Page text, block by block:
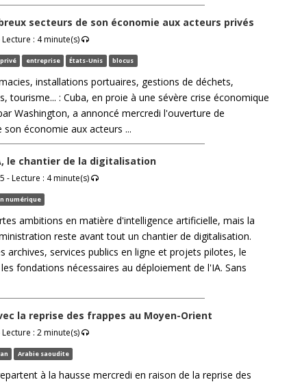
secteurs de son économie aux acteurs privés
: 4 minute(s)
entreprise États-Unis blocus
installations portuaires, gestions de déchets,
tourisme... : Cuba, en proie à une sévère crise économique
Washington, a annoncé mercredi l'ouverture de
économie aux acteurs ...
le chantier de la digitalisation
- Lecture : 4 minute(s)
numérique
ambitions en matière d'intelligence artificielle, mais la
reste avant tout un chantier de digitalisation.
archives, services publics en ligne et projets pilotes, le
fondations nécessaires au déploiement de l'IA. Sans
la reprise des frappes au Moyen-Orient
: 2 minute(s)
Arabie saoudite
à la hausse mercredi en raison de la reprise des